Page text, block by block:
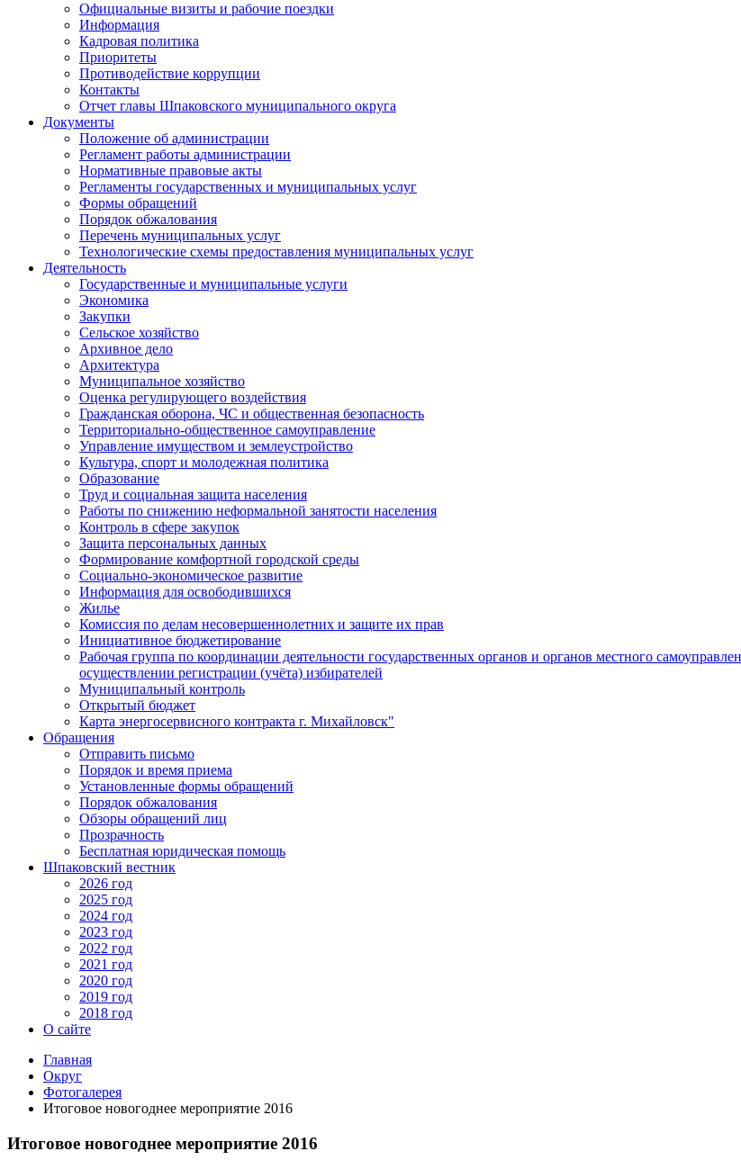
Официальные визиты и рабочие поездки
Информация
Кадровая политика
Приоритеты
Противодействие коррупции
Контакты
Отчет главы Шпаковского муниципального округа
Документы
Положение об администрации
Регламент работы администрации
Нормативные правовые акты
Регламенты государственных и муниципальных услуг
Формы обращений
Порядок обжалования
Перечень муниципальных услуг
Технологические схемы предоставления муниципальных услуг
Деятельность
Государственные и муниципальные услуги
Экономика
Закупки
Сельское хозяйство
Архивное дело
Архитектура
Муниципальное хозяйство
Оценка регулирующего воздействия
Гражданская оборона, ЧС и общественная безопасность
Территориально-общественное самоуправление
Управление имуществом и землеустройство
Культура, спорт и молодежная политика
Образование
Труд и социальная защита населения
Работы по снижению неформальной занятости населения
Контроль в сфере закупок
Защита персональных данных
Формирование комфортной городской среды
Социально-экономическое развитие
Информация для освободившихся
Жилье
Комиссия по делам несовершеннолетних и защите их прав
Инициативное бюджетирование
Рабочая группа по координации деятельности государственных органов и органов местного
осуществлении регистрации (учёта) избирателей
Муниципальный контроль
Открытый бюджет
Карта энергосервисного контракта г. Михайловск"
Обращения
Отправить письмо
Порядок и время приема
Установленные формы обращений
Порядок обжалования
Обзоры обращений лиц
Прозрачность
Бесплатная юридическая помощь
Шпаковский вестник
2026 год
2025 год
2024 год
2023 год
2022 год
2021 год
2020 год
2019 год
2018 год
О сайте
Главная
Округ
Фотогалерея
Итоговое новогоднее мероприятие 2016
Итоговое новогоднее мероприятие 2016